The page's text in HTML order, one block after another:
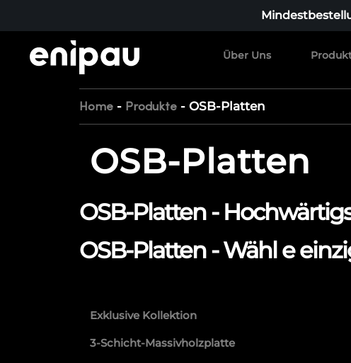
Über Uns
Home - Produkte - OSB-Platten
OSB-Platten
OSB-Platten -
OSB-Platten - Wähl e
Exklusive Kollektion
3-Schicht-Massivholzplatte